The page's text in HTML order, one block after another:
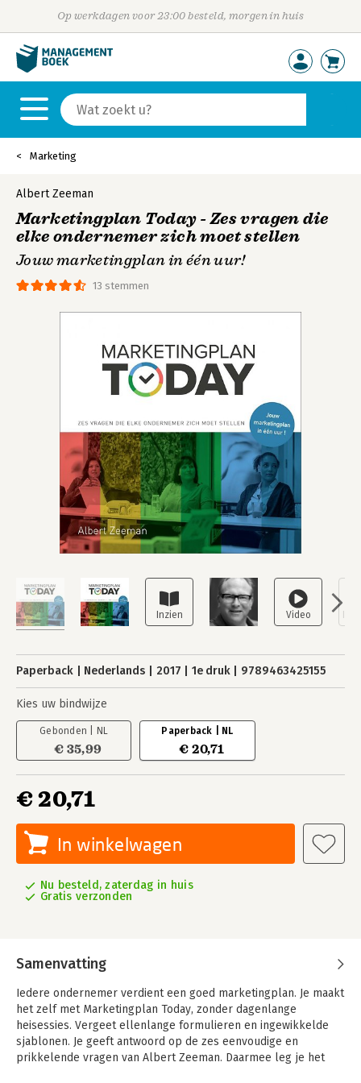
Op werkdagen voor 23:00 besteld, morgen in huis
Marketing
13 stemmen
Albert Zeeman
Marketingplan Today - Zes vragen die
elke ondernemer zich moet stellen
Jouw marketingplan in één uur!
Paperback Nederlands 2017 1e druk 9789463425155
Kies uw bindwijze
Gebonden | NL
€ 35,99
Paperback | NL
€ 20,71
€ 20,71
In winkelwagen
Nu besteld, zaterdag in huis
Gratis verzonden
Samenvatting
Iedere ondernemer verdient een goed marketingplan. Je maakt
het zelf met Marketingplan Today, zonder dagenlange
heisessies. Vergeet ellenlange formulieren en ingewikkelde
sjablonen. Je geeft antwoord op de zes eenvoudige en
prikkelende vragen van Albert Zeeman. Daarmee leg je het